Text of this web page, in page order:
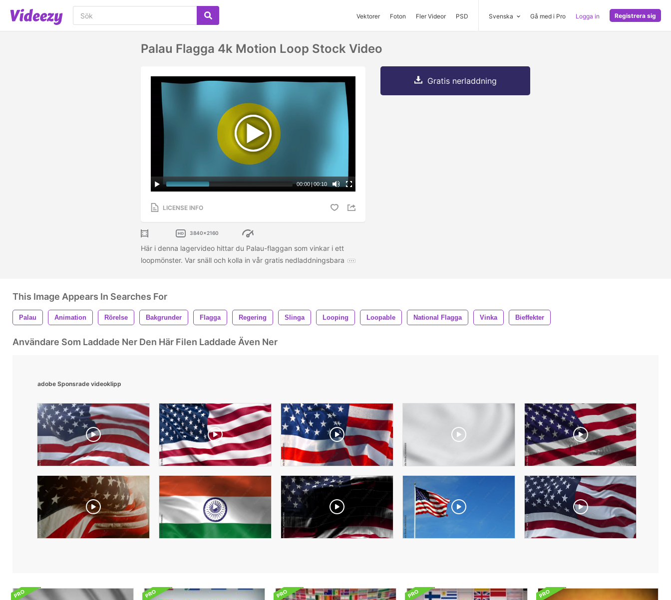
Vektorer Foton Fler Videor PSD Svenska Gå med i Pro Logga in Registrera sig
Palau Flagga 4k Motion Loop Stock Video
00:00|00:10
LICENSE INFO
3840x2160
Här i denna lagervideo hittar du Palau-flaggan som vinkar i ett
loopmönster. Var snäll och kolla in vår gratis nedladdningsbara
Gratis nerladdning
This Image Appears In Searches For
Palau Animation Rörelse Bakgrunder Flagga Regering Slinga Looping Loopable National Flagga Vinka Bieffekter
Användare Som Laddade Ner Den Här Filen Laddade Även Ner
adobe Sponsrade videoklipp